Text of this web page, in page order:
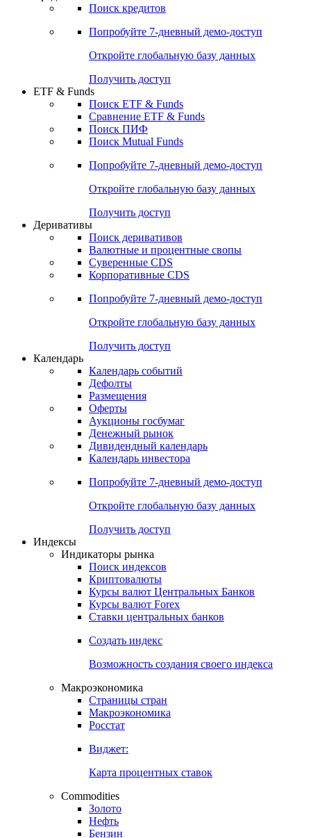
Откройте глобальную базу данных
Получить доступ
Поиск кредитов
Попробуйте7-дневный
Откройте глобальную базу данных
Получить доступ
ETF & Funds
Сравнение ETF & Funds
Поиск Mutual Funds
Попробуйте7-дневный
Откройте глобальную базу данных
Получить доступ
Деривативы
Валютные и процентные свопы
Корпоративные CDS
Попробуйте7-дневный
Откройте глобальную базу данных
Получить доступ
Календарь
Календарь событий
Дефолты
Размещения
Оферты
Денежный рынок
Календарь инвестора
Попробуйте7-дневный
Откройте глобальную базу данных
Получить доступ
Индикаторы рынка
Поиск индексов
Курсы валют Центральных Банков
Ставки центральных банков
Создать индекс
Возможность создания своего индекса
Страницы стран
Росстат
Виджет:
Карта процентных ставок